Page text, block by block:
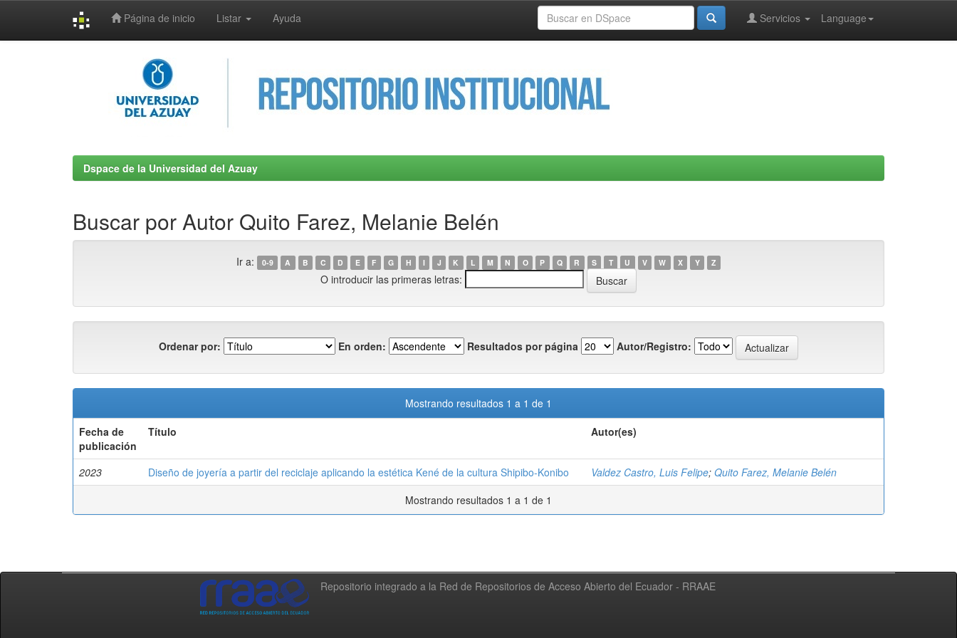
Página de inicio Listar Ayuda Language
Servicios
Dspace de la Universidad del Azuay
Buscar por Autor Quito Farez, Melanie Belén
Ir a: 0-9 A B C D E F G H I J K L M N O P Q R S T U V W X Y Z
O introducir las primeras letras:
Ordenar por: En orden: Resultados por página Autor/Registro:
Mostrando resultados 1 a 1 de 1
Fecha de
publicación
Título Autor(es)
2023 Diseño de joyería a partir del reciclaje aplicando la estética Kené de la cultura Shipibo-Konibo Valdez Castro, Luis Felipe; Quito Farez, Melanie Belén
Mostrando resultados 1 a 1 de 1
Repositorio integrado a la Red de Repositorios de Acceso Abierto del Ecuador - RRAAE